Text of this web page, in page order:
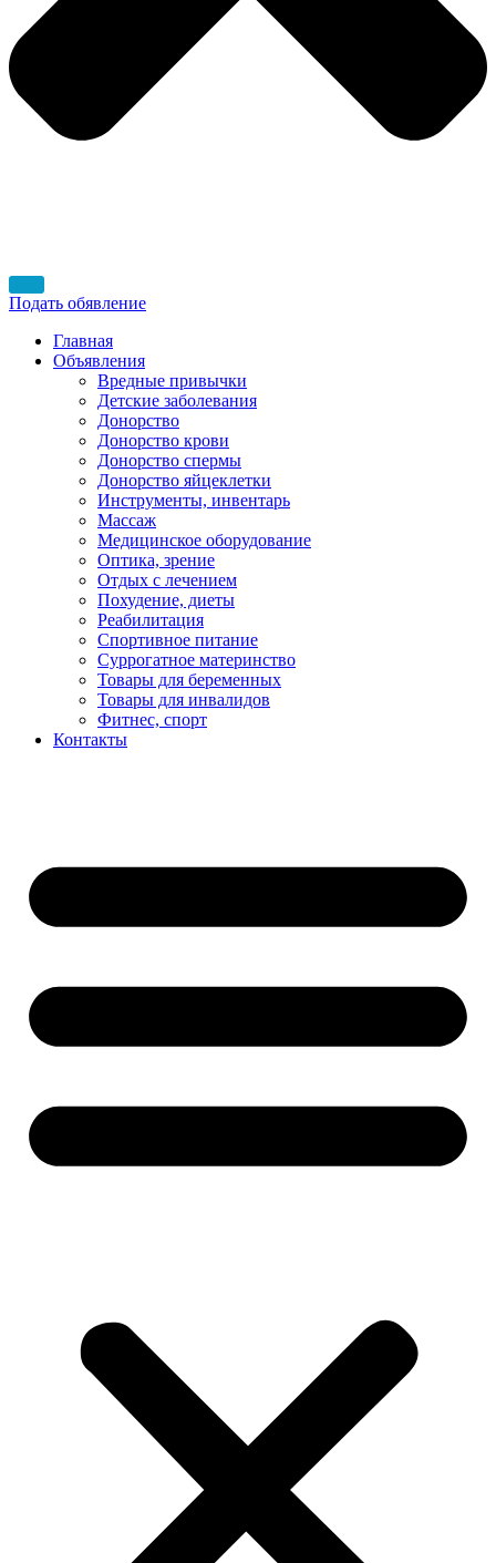
Подать обявление
Главная
Объявления
Вредные привычки
Детские заболевания
Донорство
Донорство крови
Донорство спермы
Донорство яйцеклетки
Инструменты, инвентарь
Массаж
Медицинское оборудование
Оптика, зрение
Отдых с лечением
Похудение, диеты
Реабилитация
Спортивное питание
Суррогатное материнство
Товары для беременных
Товары для инвалидов
Фитнес, спорт
Контакты